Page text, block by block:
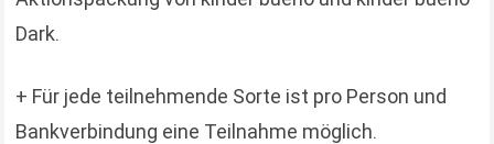
Dark.
+ Für jede teilnehmende Sorte ist pro Person und
Bankverbindung eine Teilnahme möglich.